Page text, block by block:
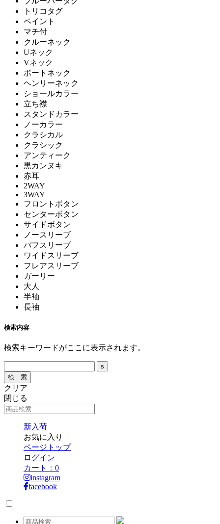
トリコタグ
ペイント
マチ付
クルーネック
Uネック
Vネック
ボートネック
ヘンリーネック
ショールカラー
立ち襟
スタンドカラー
ノーカラー
クラシカル
クラシック
アンティーク
黒カンヌキ
赤耳
2WAY
3WAY
フロントボタン
センターボタン
サイドボタン
ノースリーブ
パフスリーブ
ワイドスリーブ
フレアスリーブ
ガーリー
大人
半袖
長袖
検索内容
検索キーワードがここに表示されます。
クリア
閉じる
新入荷
お気に入り
ページトップ
ログイン
カート： 0
instagram
facebook